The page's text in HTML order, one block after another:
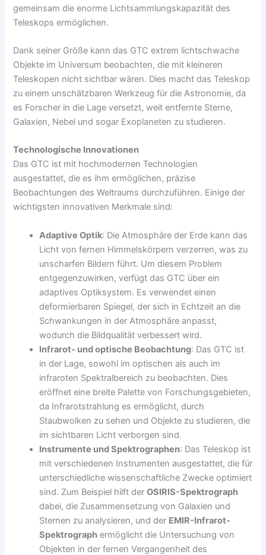
gemeinsam die enorme Lichtsammlungskapazität des
Teleskops ermöglichen.
Dank seiner Größe kann das GTC extrem lichtschwache
Objekte im Universum beobachten, die mit kleineren
Teleskopen nicht sichtbar wären. Dies macht das Teleskop
zu einem unschätzbaren Werkzeug für die Astronomie, da
es Forscher in die Lage versetzt, weit entfernte Sterne,
Galaxien, Nebel und sogar Exoplaneten zu studieren.
Technologische Innovationen
Das GTC ist mit hochmodernen Technologien
ausgestattet, die es ihm ermöglichen, präzise
Beobachtungen des Weltraums durchzuführen. Einige der
wichtigsten innovativen Merkmale sind:
Adaptive Optik: Die Atmosphäre der Erde kann das
Licht von fernen Himmelskörpern verzerren, was zu
unscharfen Bildern führt. Um diesem Problem
entgegenzuwirken, verfügt das GTC über ein
adaptives Optiksystem. Es verwendet einen
deformierbaren Spiegel, der sich in Echtzeit an die
Schwankungen in der Atmosphäre anpasst,
wodurch die Bildqualität verbessert wird.
Infrarot- und optische Beobachtung: Das GTC ist
in der Lage, sowohl im optischen als auch im
infraroten Spektralbereich zu beobachten. Dies
eröffnet eine breite Palette von Forschungsgebieten,
da Infrarotstrahlung es ermöglicht, durch
Staubwolken zu sehen und Objekte zu studieren, die
im sichtbaren Licht verborgen sind.
Instrumente und Spektrographen: Das Teleskop ist
mit verschiedenen Instrumenten ausgestattet, die für
unterschiedliche wissenschaftliche Zwecke optimiert
sind. Zum Beispiel hilft derOSIRIS-Spektrograph
dabei, die Zusammensetzung von Galaxien und
Sternen zu analysieren, und der EMIR-Infrarot-
Spektrograph ermöglicht die Untersuchung von
Objekten in der fernen Vergangenheit des